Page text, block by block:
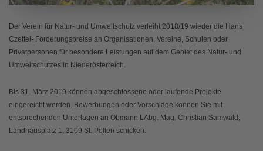
Der Verein für Natur- und Umweltschutz verleiht 2018/19 wieder die Hans
Czettel- Förderungspreise an Organisationen, Vereine, Schulen oder
Privatpersonen für besondere Leistungen auf dem Gebiet des Natur- und
Umweltschutzes in Niederösterreich.
Bis 31. März 2019 können abgeschlossene oder laufende Projekte
eingereicht werden. Bewerbungen oder Vorschläge können Sie mit
entsprechenden Unterlagen an Obmann LAbg. Mag. Christian Samwald,
Landhausplatz 1, 3109 St. Pölten schicken.